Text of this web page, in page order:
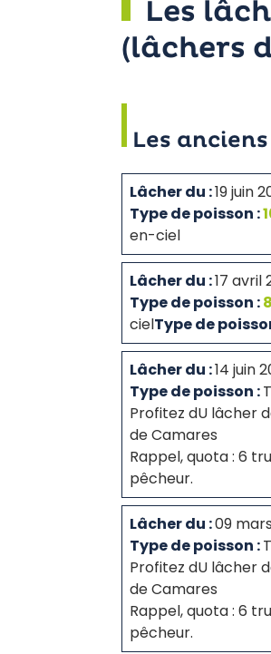
Les
(lâchers
Les
Lâcher du :19 juin
Type de poisson :
en-ciel
Lâcher du :17 avril
Type de poisson :
cielType de
Lâcher du :14 juin
Type de poisson :
Profitez dU lâcher
de Camares
Rappel, quota : 6
pêcheur.
Lâcher du :09
Type de poisson :
Profitez dU lâcher
de Camares
Rappel, quota : 6
pêcheur.